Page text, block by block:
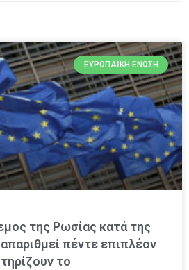
ΕΥΡΩΠΑΪΚΉ ΈΝΩΣΗ
της Ρωσίας κατά της
πέντε επιπλέον
το